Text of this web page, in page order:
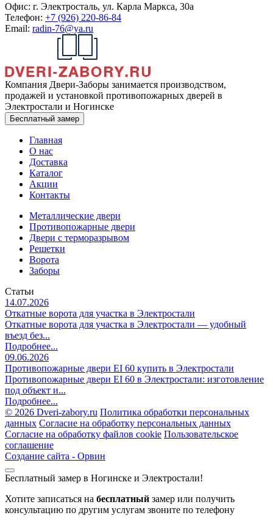
Офис: г. Электросталь, ул. Карла Маркса, 30а
Телефон: +7 (926) 220-86-84
Email: radin-76@ya.ru
Компания Двери-Заборы занимается производством,
продажей и установкой противопожарных дверей в
Электростали и Ногинске
Бесплатный замер
Главная
О нас
Доставка
Каталог
Акции
Контакты
Металлические двери
Противопожарные двери
Двери с терморазрывом
Решетки
Ворота
Заборы
Статьи
14.07.2026
Откатные ворота для участка в Электростали
Откатные ворота для участка в Электростали — удобный
въезд без...
Подробнее...
09.06.2026
Противопожарные двери EI 60 купить в Электростали
Противопожарные двери EI 60 в Электростали: изготовление
под объект и...
Подробнее...
© 2026 Dveri-zabory.ru Политика обработки персональных
данных Согласие на обработку персональных данных
Согласие на обработку файлов cookie Пользовательское
соглашение
Создание сайта - Орвин
Бесплатный замер в Ногинске и Электростали!
Хотите записаться на бесплатный замер или получить
консультацию по другим услугам звоните по телефону